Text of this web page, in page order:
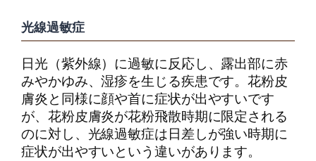
光線過敏症
日光（紫外線）に過敏に反応し、露出部に赤
みやかゆみ、湿疹を生じる疾患です。花粉皮
膚炎と同様に顔や首に症状が出やすいです
が、花粉皮膚炎が花粉飛散時期に限定される
のに対し、光線過敏症は日差しが強い時期に
症状が出やすいという違いがあります。